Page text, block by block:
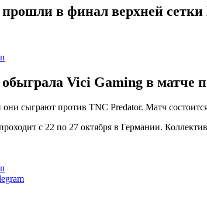
в финал верхней сетки
обыграла Vici Gaming в матче
они сыграют против TNC Predator. Матч
с 22 по 27 октября в Германии.